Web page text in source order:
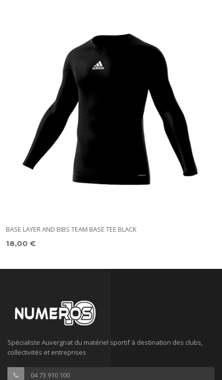
BASE LAYER AND BIBS TEAM BASE TEE BLACK
18,00 €
Spécialiste Auvergnat du matériel sportif à destination des clubs,
collectivités et entreprises
04 73 910 100